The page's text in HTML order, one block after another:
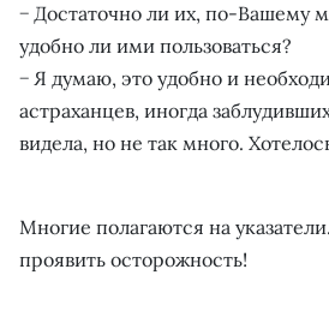
− Достаточно ли их, по-Вашему
удобно ли ими пользоваться?
− Я думаю, это удобно и
астраханцев, иногда
видела, но не так много.
Многие полагаются на
проявить осторожность!